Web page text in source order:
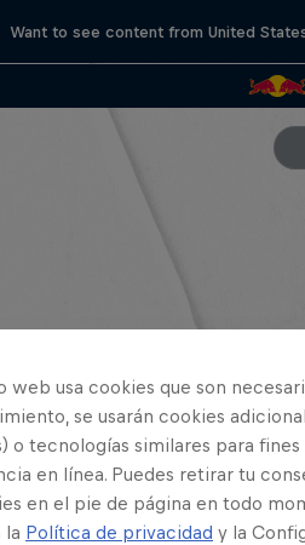
Want to see content from United
web usa cookies que son
se usarán cookies
o tecnologías similares para
en línea. Puedes retirar tu
en el pie de página en todo
la Política de privacidad y la